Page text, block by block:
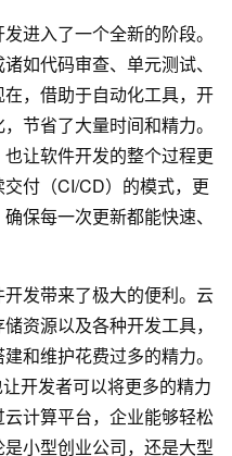
进入了一个全新的阶段。
如代码审查、单元测试、
，借助于自动化工具，开
节省了大量时间和精力。
让软件开发的整个过程更
付（CI/CD）的模式，更
保每一次更新都能快速、
发带来了极大的便利。云
资源以及各种开发工具，
和维护花费过多的精力。
开发者可以将更多的精力
计算平台，企业能够轻松
小型创业公司，还是大型